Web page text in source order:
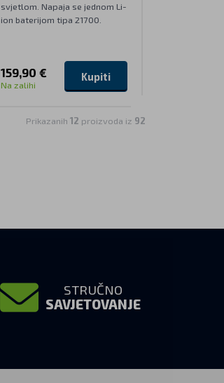
svjetlom. Napaja se jednom Li-
ion baterijom tipa 21700.
159,90 €
Na zalihi
Kupiti
Prikazanih12 proizvoda iz 92
STRUČNO
SAVJETOVANJE